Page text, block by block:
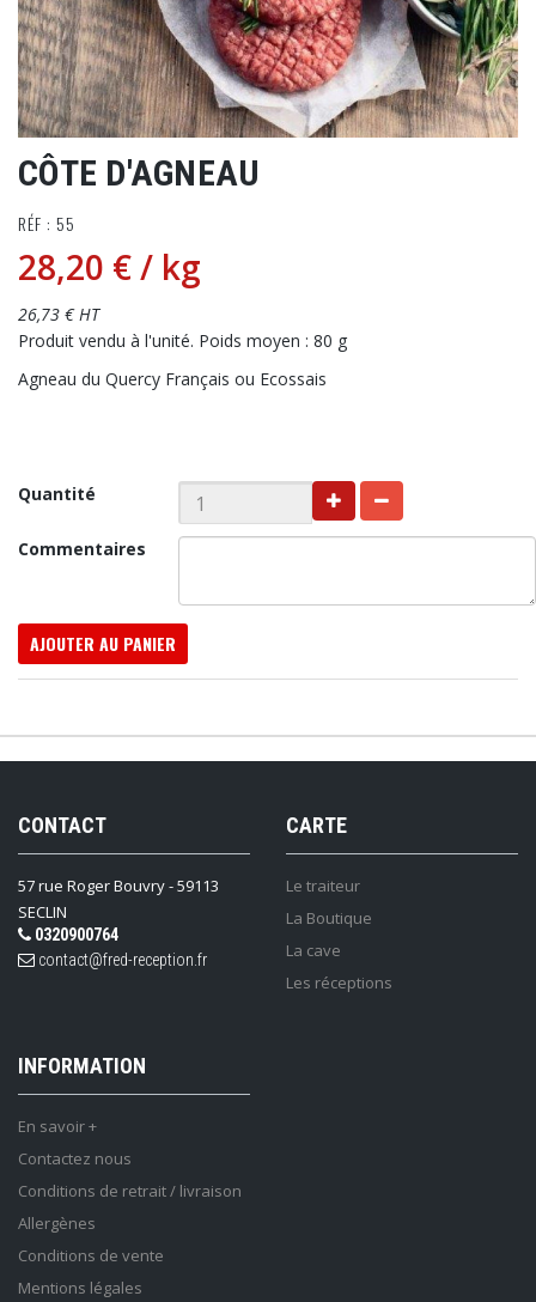
CÔTE D'AGNEAU
RÉF : 55
28,20 €/ kg
26,73 € HT
Produit vendu à l'unité. Poids moyen : 80 g
Agneau du Quercy Français ou Ecossais
Quantité
Commentaires
AJOUTER AU PANIER
CONTACT
57 rue Roger Bouvry - 59113
SECLIN
0320900764
contact@fred-reception.fr
CARTE
Le traiteur
La Boutique
La cave
Les réceptions
INFORMATION
En savoir +
Contactez nous
Conditions de retrait / livraison
Allergènes
Conditions de vente
Mentions légales